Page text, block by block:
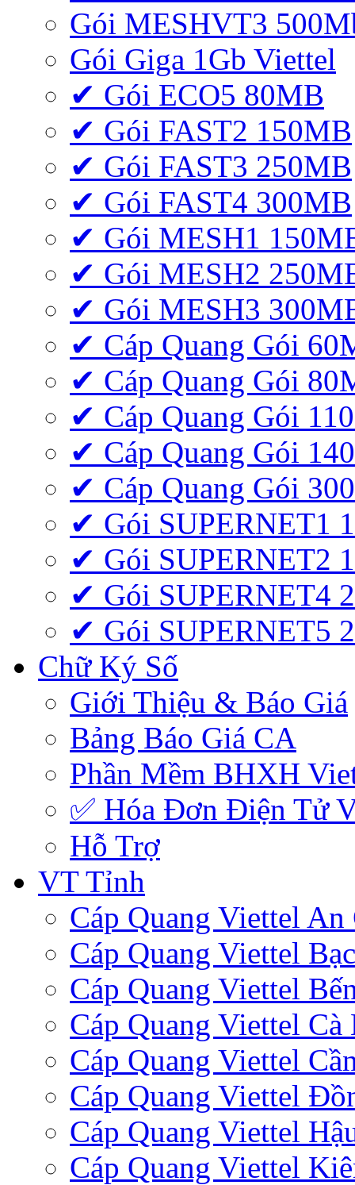
Gói MESHVT3
Gói Giga 1Gb Viettel
✔ Gói ECO5 80MB
✔ Gói FAST2 150MB
✔ Gói FAST3 250MB
✔ Gói FAST4 300MB
✔ Gói MESH1
✔ Gói MESH2
✔ Gói MESH3
✔ Cáp Quang Gói
✔ Cáp Quang Gói
✔ Cáp Quang Gói
✔ Cáp Quang Gói
✔ Cáp Quang Gói
✔ Gói SUPERNET1
✔ Gói SUPERNET2
✔ Gói SUPERNET4
✔ Gói SUPERNET5
Chữ Ký Số
Giới Thiệu & Báo Giá
Bảng Báo Giá CA
Phần Mềm BHXH
✅‎ Hóa Đơn Điện Tử
Hỗ Trợ
VT Tỉnh
Cáp Quang Viettel An
Cáp Quang Viettel
Cáp Quang Viettel
Cáp Quang Viettel Cà
Cáp Quang Viettel
Cáp Quang Viettel
Cáp Quang Viettel
Cáp Quang Viettel